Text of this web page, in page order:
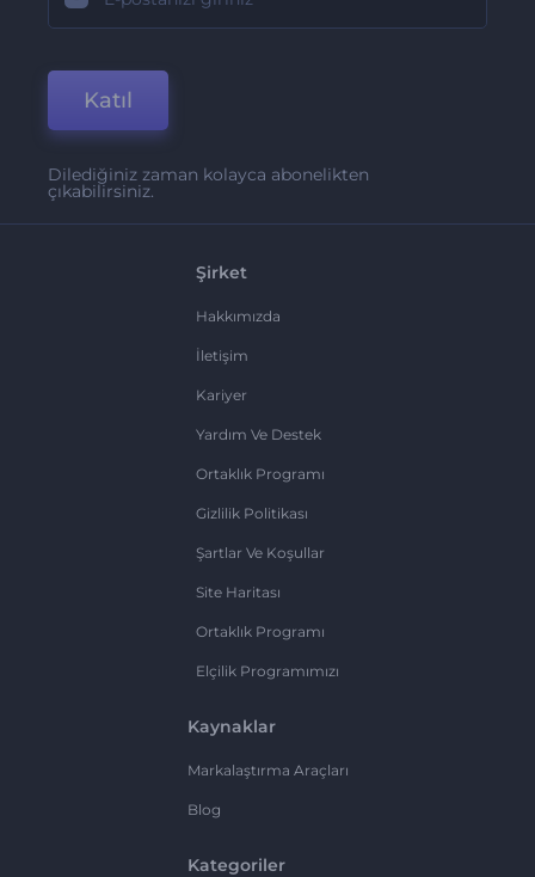
Katıl
Dilediğiniz zaman kolayca abonelikten
çıkabilirsiniz.
Şirket
Hakkımızda
İletişim
Kariyer
Yardım Ve Destek
Ortaklık Programı
Gizlilik Politikası
Şartlar Ve Koşullar
Site Haritası
Ortaklık Programı
Elçilik Programımızı
Kaynaklar
Markalaştırma Araçları
Blog
Kategoriler